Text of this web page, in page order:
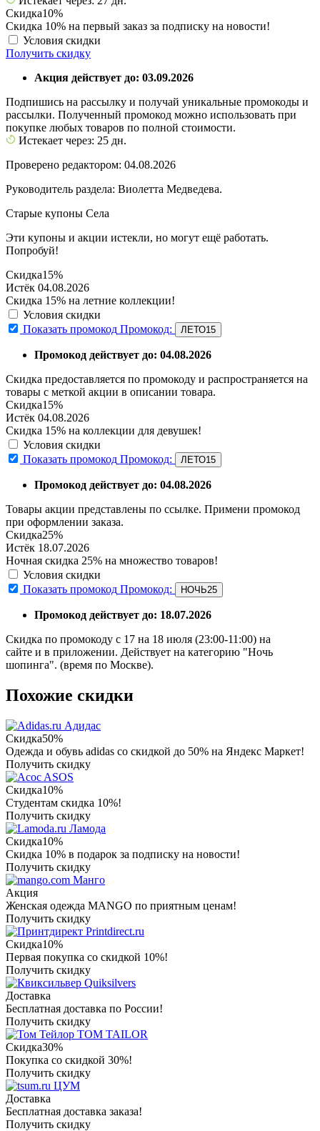
Скидка10%
Скидка 10% на первый заказ за подписку на новости!
Условия скидки
Получить скидку
Акция действует до: 03.09.2026
Подпишись на рассылку и получай уникальные промокоды и
рассылки. Полученный промокод можно использовать при
покупке любых товаров по полной стоимости.
Истекает через: 25 дн.
Проверено редактором: 04.08.2026
Руководитель раздела: Виолетта Медведева.
Старые купоны Села
Эти купоны и акции истекли, но могут ещё работать.
Попробуй!
Скидка15%
Истёк 04.08.2026
Скидка 15% на летние коллекции!
Условия скидки
Показать промокод Промокод: ЛЕТО15
Промокод действует до: 04.08.2026
Скидка предоставляется по промокоду и распространяется на
товары с меткой акции в описании товара.
Скидка15%
Истёк 04.08.2026
Скидка 15% на коллекции для девушек!
Условия скидки
Показать промокод Промокод: ЛЕТО15
Промокод действует до: 04.08.2026
Товары акции представлены по ссылке. Примени промокод
при оформлении заказа.
Скидка25%
Истёк 18.07.2026
Ночная скидка 25% на множество товаров!
Условия скидки
Показать промокод Промокод: НОЧЬ25
Промокод действует до: 18.07.2026
Скидка по промокоду с 17 на 18 июля (23:00-11:00) на
сайте и в приложении. Действует на категорию "Ночь
шопинга". (время по Москве).
Похожие скидки
Адидас
Скидка50%
Одежда и обувь adidas со скидкой до 50% на Яндекс Маркет!
Получить скидку
ASOS
Скидка10%
Студентам скидка 10%!
Получить скидку
Ламода
Скидка10%
Скидка 10% в подарок за подписку на новости!
Получить скидку
Манго
Акция
Женская одежда MANGO по приятным ценам!
Получить скидку
Printdirect.ru
Скидка10%
Первая покупка со скидкой 10%!
Получить скидку
Quiksilvers
Доставка
Бесплатная доставка по России!
Получить скидку
TOM TAILOR
Скидка30%
Покупка со скидкой 30%!
Получить скидку
ЦУМ
Доставка
Бесплатная доставка заказа!
Получить скидку